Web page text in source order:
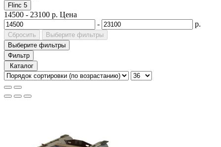
Flinc 5
14500 - 23100 р. Цена
-
р.
Сбросить
Выберите фильтры
Выберите фильтры
Фильтр
Каталог